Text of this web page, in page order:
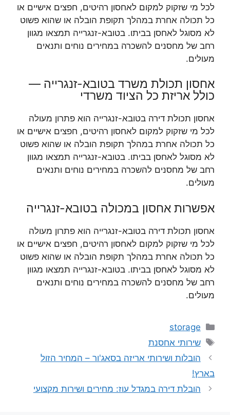
לכל מי שזקוק למקום לאחסון רהיטים, חפצים אישיים או
כל תכולה אחרת במהלך תקופת הובלה או שהוא פשוט
לא מסוגל לאחסן בביתו. בטובא-זנגרייה תמצאו מגוון
רחב של מחסנים להשכרה במחירים נוחים ותנאים
מעולים.
אחסון תכולת משרד בטובא-זנגרייה —
כולל אריזת כל הציוד משרדי
אחסון תכולת דירה בטובא-זנגרייה הוא פתרון מעולה
לכל מי שזקוק למקום לאחסון רהיטים, חפצים אישיים או
כל תכולה אחרת במהלך תקופת הובלה או שהוא פשוט
לא מסוגל לאחסן בביתו. בטובא-זנגרייה תמצאו מגוון
רחב של מחסנים להשכרה במחירים נוחים ותנאים
מעולים.
אפשרות אחסון במכולה בטובא-זנגרייה
אחסון תכולת דירה בטובא-זנגרייה הוא פתרון מעולה
לכל מי שזקוק למקום לאחסון רהיטים, חפצים אישיים או
כל תכולה אחרת במהלך תקופת הובלה או שהוא פשוט
לא מסוגל לאחסן בביתו. בטובא-זנגרייה תמצאו מגוון
רחב של מחסנים להשכרה במחירים נוחים ותנאים
מעולים.
קטגוריות
storage
תגיות
שירותי אחסנת
הובלות ושירותי אריזה בסאג'ור – המחיר הזול
בארץ!
הובלת דירה במגדל עוז: מחירים ושירות מקצועי